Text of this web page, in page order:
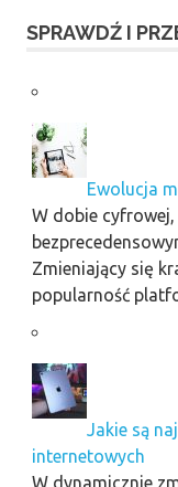
SPRAWDŹ I
Ewolucja
W dobie
Zmieniający się
popularność
Jakie są
internetowych
W dynamicznie